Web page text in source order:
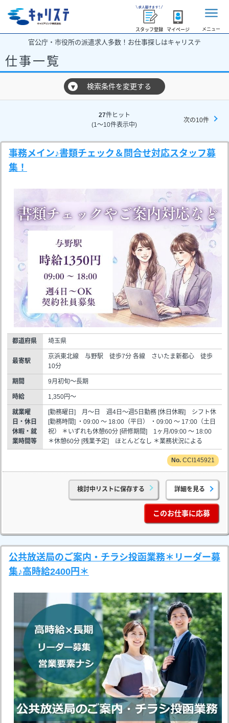
スタッフ登録 マイページ メニュー
官公庁・市役所の派遣求人多数！お仕事探しはキャリステ
仕事一覧
▼ 検索条件を変更する
27件ヒット
(1～10件表示中)
次の10件
事務メイン♪書類チェック＆問合せ対応スタッフ募
集！
都道府県 埼玉県
最寄駅
京浜東北線 与野駅 徒歩7分 各線 さいたま新都心 徒歩
10分
期間 9月初旬～長期
時給 1,350円～
就業曜
日・休日
休暇・就
業時間等
[勤務曜日] 月～日 週4日～週5日勤務 [休日休暇] シフト休
[勤務時間] ・09:00 ～ 18:00（平日） ・09:00 ～ 17:00（土日
祝） ＊いずれも休憩60分 [研修期間] 1ヶ月/09:00 ～ 18:00
＊休憩60分 [残業予定] ほとんどなし ＊業務状況による
CCI145921
検討中リストに保存する 詳細を見る
このお仕事に応募
公共放送局のご案内・チラシ投函業務＊リーダー募
集♪高時給2400円＊